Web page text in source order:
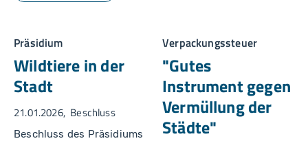
Präsidium
Wildtiere in der
Stadt
21.01.2026 Beschluss
Beschluss des Präsidiums
Verpackungssteuer
"Gutes
Instrument gegen
Vermüllung der
Städte"